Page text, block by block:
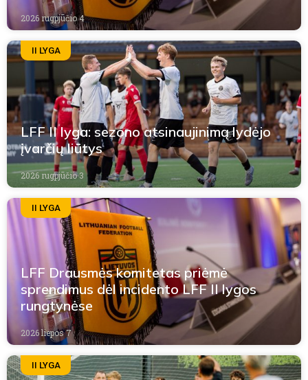
2026 rugpjūčio 4
II LYGA
LFF II lyga: sezono atsinaujinimą lydėjo
įvarčių liūtys
2026 rugpjūčio 3
II LYGA
LFF Drausmės komitetas priėmė
sprendimus dėl incidento LFF II lygos
rungtynėse
2026 liepos 7
II LYGA